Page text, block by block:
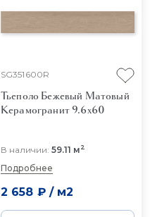
SG351600R
Тьеполо Бежевый Матовый
Керамогранит 9.6x60
В наличии: 59.11 м2
Подробнее
2 658 ₽/ м2